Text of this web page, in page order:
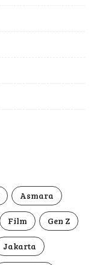
Asmara
Film Gen Z
Jakarta